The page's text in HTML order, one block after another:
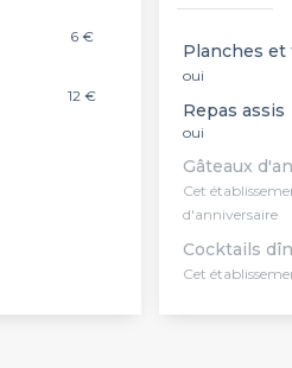
6 €
12 €
Planches et
oui
Repas assis
oui
Gâteaux
Cet
d'anniversaire
Cocktails
Cet